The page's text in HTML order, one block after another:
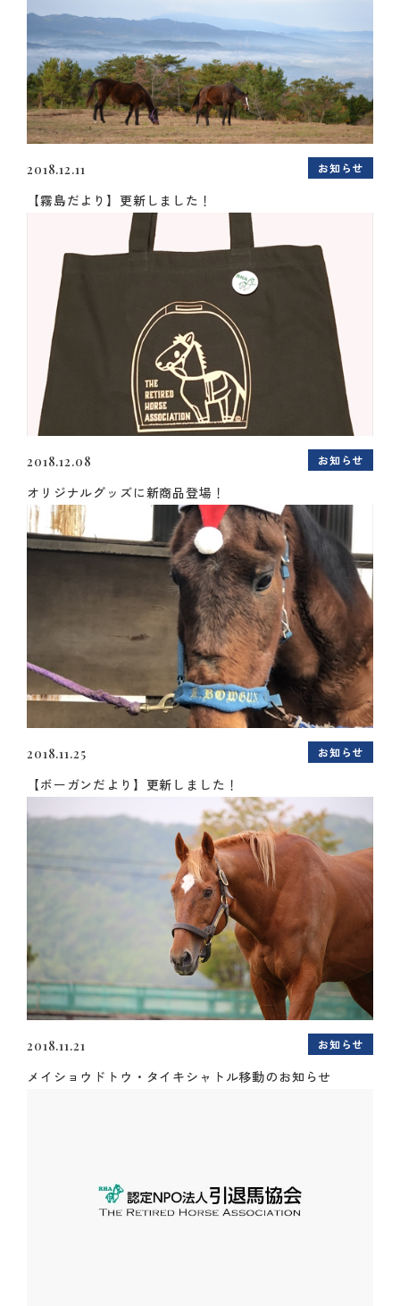
2018.12.11 お知らせ
【霧島だより】更新しました！
2018.12.08 お知らせ
オリジナルグッズに新商品登場！
2018.11.25 お知らせ
【ボーガンだより】更新しました！
2018.11.21 お知らせ
メイショウドトウ・タイキシャトル移動のお知らせ